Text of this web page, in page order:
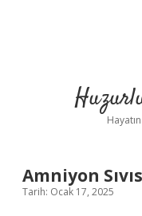
Amniyon
Tarih: Ocak 17, 2025